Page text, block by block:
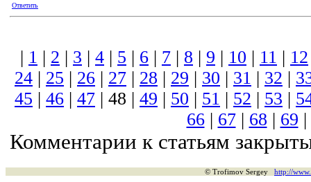
Ответить
| 1 | 2 | 3 | 4 | 5 | 6 | 7 | 8 | 9 | 10 | 11 | 12
24 | 25 | 26 | 27 | 28 | 29 | 30 | 31 | 32 |
45 | 46 | 47 | 48 | 49 | 50 | 51 | 52 | 53 |
66| 67| 68 | 69 |
Комментарии к статьям
© Trofimov Sergey http://